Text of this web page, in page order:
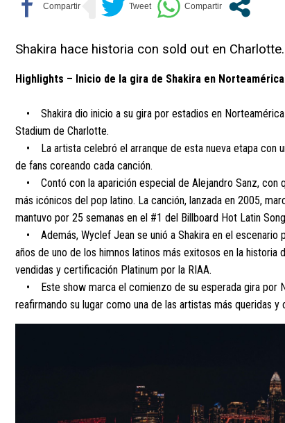
Shakira hace historia con sold out en Charlotte.
Highlights – Inicio de la gira de Shakira en Norteamérica
• Shakira dio inicio a su gira por estadios en
Stadium de Charlotte.
• La artista celebró el arranque de esta nueva etapa con
de fans coreando cada canción.
• Contó con la aparición especial de Alejandro Sanz, con
más icónicos del pop latino. La canción, lanzada en 2005,
mantuvo por 25 semanas en el #1 del Billboard Hot Latin
• Además, Wyclef Jean se unió a Shakira en el escenario
años de uno de los himnos latinos más exitosos en la
vendidas y certificación Platinum por la RIAA.
• Este show marca el comienzo de su esperada gira por
reafirmando su lugar como una de las artistas más queridas